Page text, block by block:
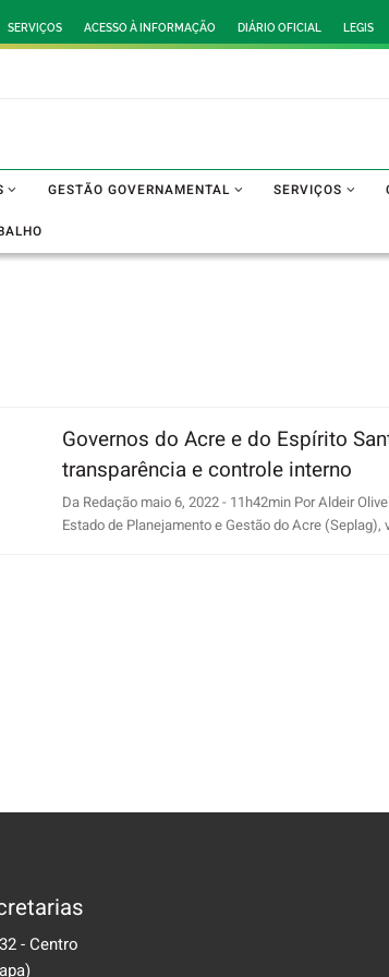
SERVIÇOS ACESSO À INFORMAÇÃO DIÁRIO OFICIAL LEGIS
GESTÃO GOVERNAMENTAL SERVIÇOS
Governos do Acre e do Espírito
transparência e controle interno
Da Redação maio 6, 2022 - 11h42min Por Aldeir
Estado de Planejamento e Gestão do Acre (Seplag),
- Centro